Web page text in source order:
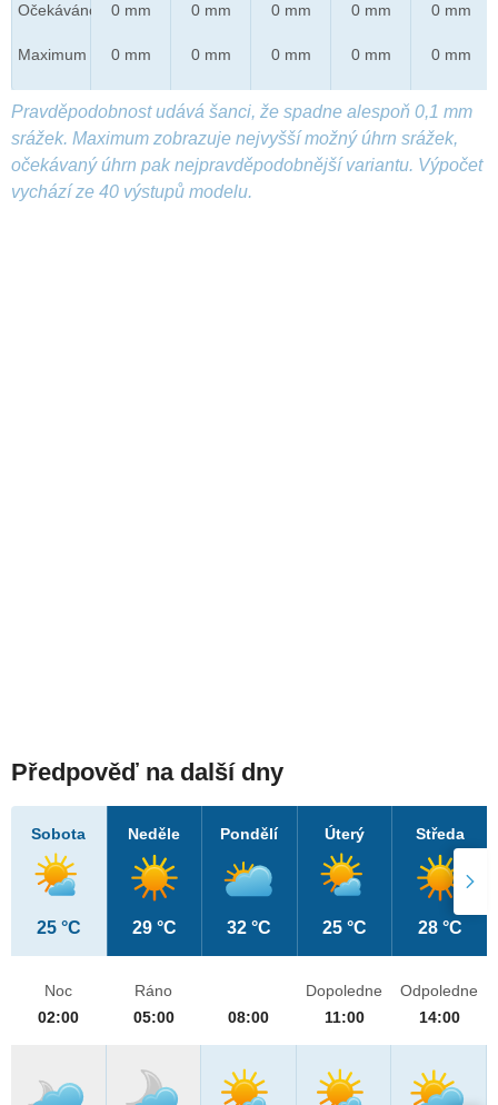
Očekáváno
Maximum
0 mm
0 mm
0 mm
0 mm
0 mm
0 mm
0 mm
0 mm
0 mm
0 mm
Pravděpodobnost udává šanci, že spadne alespoň 0,1 mm
srážek. Maximum zobrazuje nejvyšší možný úhrn srážek,
očekávaný úhrn pak nejpravděpodobnější variantu. Výpočet
vychází ze 40 výstupů modelu.
Předpověď na další dny
Sobota
25 °C
Neděle
29 °C
Pondělí
32 °C
Úterý
25 °C
Středa
28 °C
Noc
02:00
Ráno
05:00
08:00
Dopoledne
11:00
Odpoledne
14:00